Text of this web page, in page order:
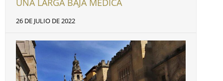
UNA LARGA BAJA MÉDICA
26 DE JULIO DE 2022